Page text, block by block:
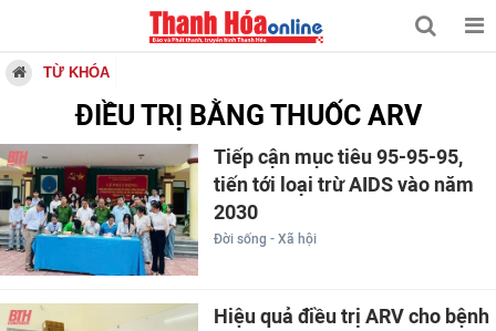
TỪ KHÓA
ĐIỀU TRỊ BẰNG THUỐC ARV
Tiếp cận mục tiêu 95-95-95,
tiến tới loại trừ AIDS vào năm
2030
Đời sống - Xã hội
Hiệu quả điều trị ARV cho bệnh